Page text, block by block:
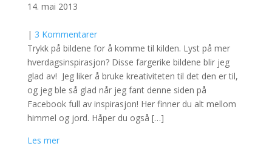
14. mai 2013
| 3 Kommentarer
Trykk på bildene for å komme til kilden. Lyst på mer
hverdagsinspirasjon? Disse fargerike bildene blir jeg
glad av! Jeg liker å bruke kreativiteten til det den er til,
og jeg ble så glad når jeg fant denne siden på
Facebook full av inspirasjon! Her finner du alt mellom
himmel og jord. Håper du også […]
Les mer